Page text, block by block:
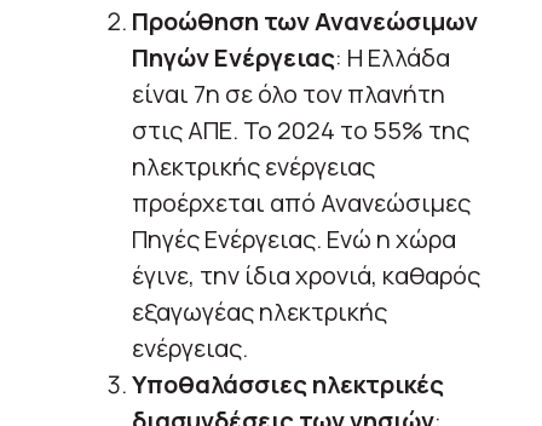
Προώθηση των Ανανεώσιμων
Πηγών Ενέργειας: Η Ελλάδα
είναι 7η σε όλο τον πλανήτη
στις ΑΠΕ. Το 2024 το 55% της
ηλεκτρικής ενέργειας
προέρχεται από Ανανεώσιμες
Πηγές Ενέργειας. Ενώ η χώρα
έγινε, την ίδια χρονιά, καθαρός
εξαγωγέας ηλεκτρικής
ενέργειας.
Υποθαλάσσιες ηλεκτρικές